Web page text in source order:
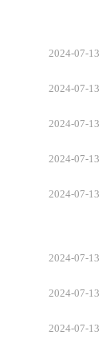
2024-07-13
2024-07-13
2024-07-13
2024-07-13
2024-07-13
2024-07-13
2024-07-13
2024-07-13